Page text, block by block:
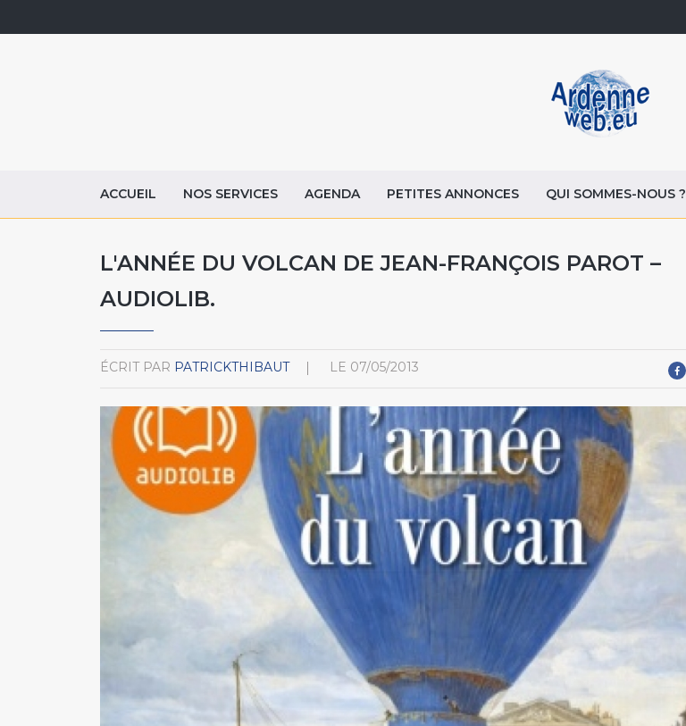
ACCUEIL NOS SERVICES AGENDA PETITES ANNONCES QUI SOMMES-NOUS ?
L'ANNÉE DU VOLCAN DE JEAN-FRANÇOIS PAROT –
AUDIOLIB.
ÉCRIT PAR PATRICKTHIBAUT LE 07/05/2013